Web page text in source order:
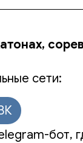
сети:
бот,